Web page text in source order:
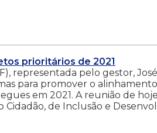
prioritários de 2021
representada pelo gestor,
para promover o
em 2021. A reunião de
de Inclusão e